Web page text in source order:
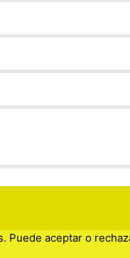
Puede aceptar o